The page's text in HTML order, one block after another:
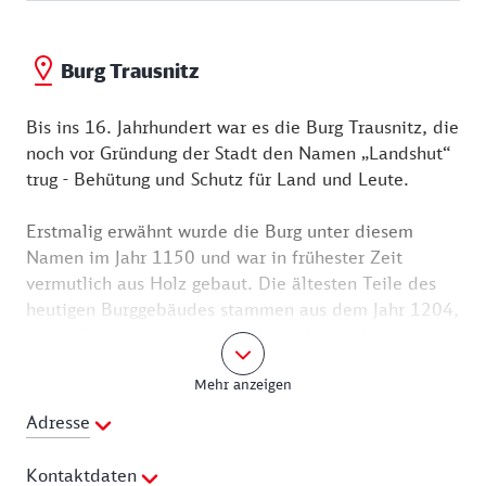
Burg Trausnitz
Bis ins 16. Jahrhundert war es die Burg Trausnitz, die
noch vor Gründung der Stadt den Namen „Landshut“
trug - Behütung und Schutz für Land und Leute.
Erstmalig erwähnt wurde die Burg unter diesem
Namen im Jahr 1150 und war in frühester Zeit
vermutlich aus Holz gebaut. Die ältesten Teile des
heutigen Burggebäudes stammen aus dem Jahr 1204,
dem Jahr der Stadtgründung Landshuts. Minnesänger
wie Walter von der Vogelweide und Tannhäuser
lebten und wirkten zu dieser Zeit hier.
Dass die Burg im 16. Jahrhundert „Trausnitz“ genannt
wurde, sollte wohl allzu dreiste Besucher abwehren,
Mehr anzeigen
Adresse
Kontaktdaten